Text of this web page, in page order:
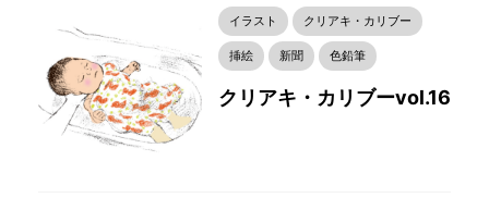
イラスト クリアキ・カリブー
挿絵 新聞 色鉛筆
クリアキ・カリブーvol.16